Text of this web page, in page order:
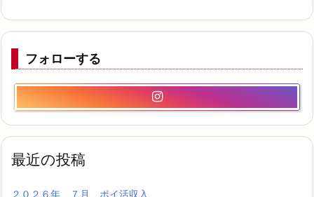
フォローする
最近の投稿
２０２６年 ７月 ポイ活収入